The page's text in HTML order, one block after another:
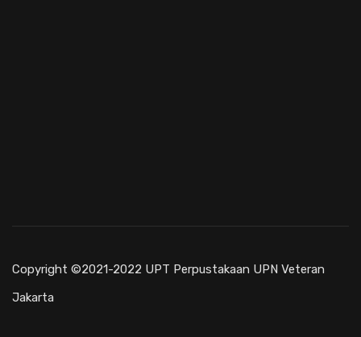
Copyright ©2021-2022 UPT Perpustakaan UPN Veteran
Jakarta